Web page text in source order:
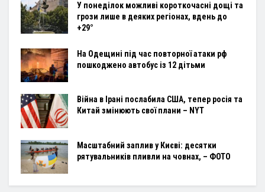
У понеділок можливі короткочасні дощі та
грози лише в деяких регіонах, вдень до
+29°
На Одещині під час повторної атаки рф
пошкоджено автобус із 12 дітьми
Війна в Ірані послабила США, тепер росія та
Китай змінюють свої плани – NYT
Масштабний заплив у Києві: десятки
рятувальників пливли на човнах, – ФОТО